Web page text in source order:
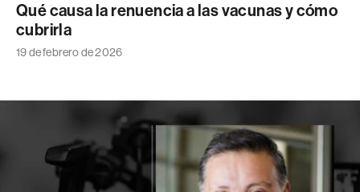
Qué causa la renuencia a las vacunas y cómo
cubrirla
19 de febrero de 2026